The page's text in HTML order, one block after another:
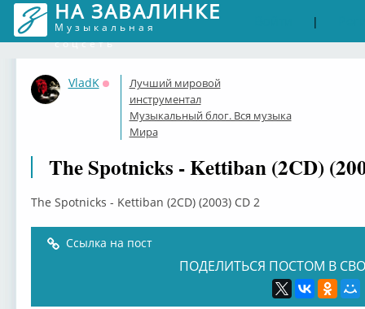
НА ЗАВАЛИНКЕ
Музыкальная
соцсеть
|
VladK
Оффлайн
Лучший мировой
инструментал
Музыкальный блог. Вся музыка
Мира
The Spotnicks - Kettiban (2CD)
The Spotnicks - Kettiban (2CD) (2003) CD 2
Ссылка на пост
ПОДЕЛИТЬСЯ ПОСТОМ В